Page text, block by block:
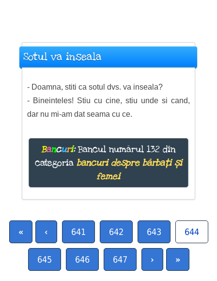
Sotul va inseala
- Doamna, stiti ca sotul dvs. va inseala?
- Bineinteles! Stiu cu cine, stiu unde si cand,
dar nu mi-am dat seama cu ce.
Bancuri:Bancul numărul 132 din
categoria bancuri despre bărbați și
femei
« ‹ 641 642 643 644
645 646 647 › »